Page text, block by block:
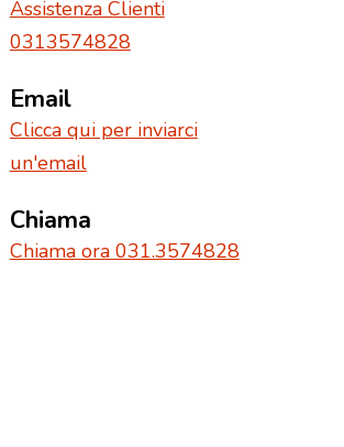
Assistenza Clienti
0313574828
Email
Clicca qui per inviarci
un'email
Chiama
Chiama ora 031.3574828